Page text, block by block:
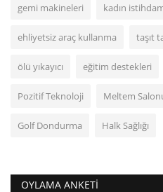
gemi makineleri kadın
ehliyetsiz araç kullanma taşıt
ölü yıkayıcı eğitim destekleri
Pozitif Teknoloji Meltem
Golf Dondurma Halk Sağlığı
OYLAMA ANKETI